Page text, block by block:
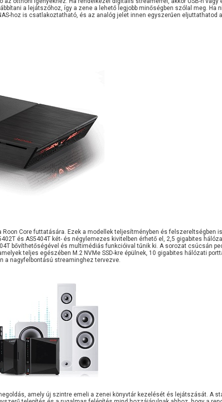
a lejátszóhoz, így a zene a lehető legjobb minőségben szólal meg. Ha
hoz is csatlakoztatható, és az analóg jelet innen egyszerűen eljuttathatod
Roon Core futtatására. Ezek a modellek teljesítményben és felszereltségben is
és AS5404T két- és négylemezes kivitelben érhető el, 2,5 gigabites
bővíthetőségével és multimédiás funkcióival tűnik ki. A sorozat csúcsán
teljes egészében M.2 NVMe SSD-kre épülnek, 10 gigabites hálózati
a nagyfelbontású streaminghez tervezve.
amely új szintre emeli a zenei könyvtár kezelését és lejátszását. A